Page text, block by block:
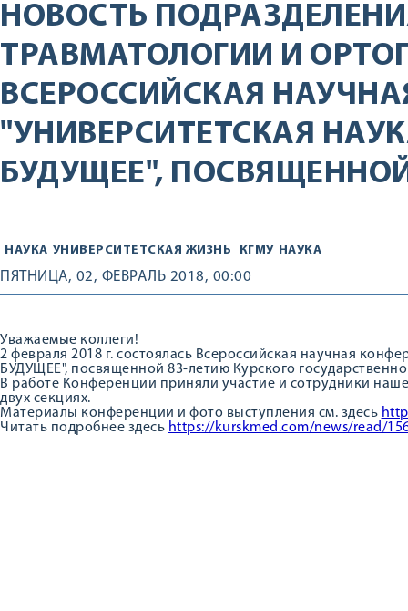
НОВОСТЬ
ТРАВМАТОЛОГИИ И
ВСЕРОССИЙСКАЯ
"УНИВЕРСИТЕТСКАЯ
БУДУЩЕЕ",
НАУКА УНИВЕРСИТЕТСКАЯ ЖИЗНЬ КГМУ НАУКА
ПЯТНИЦА, 02, ФЕВРАЛЬ 2018, 00:00
Уважаемые коллеги!
2 февраля 2018 г. состоялась Всероссийская научная
БУДУЩЕЕ", посвященной 83-летию Курского
В работе Конференции приняли участие и сотрудники
двух секциях.
Материалы конференции и фото выступления см. здесь
Читать подробнее здесь https://kurskmed.com/news/read/